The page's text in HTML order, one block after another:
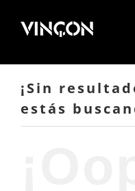
¡Sin
estás